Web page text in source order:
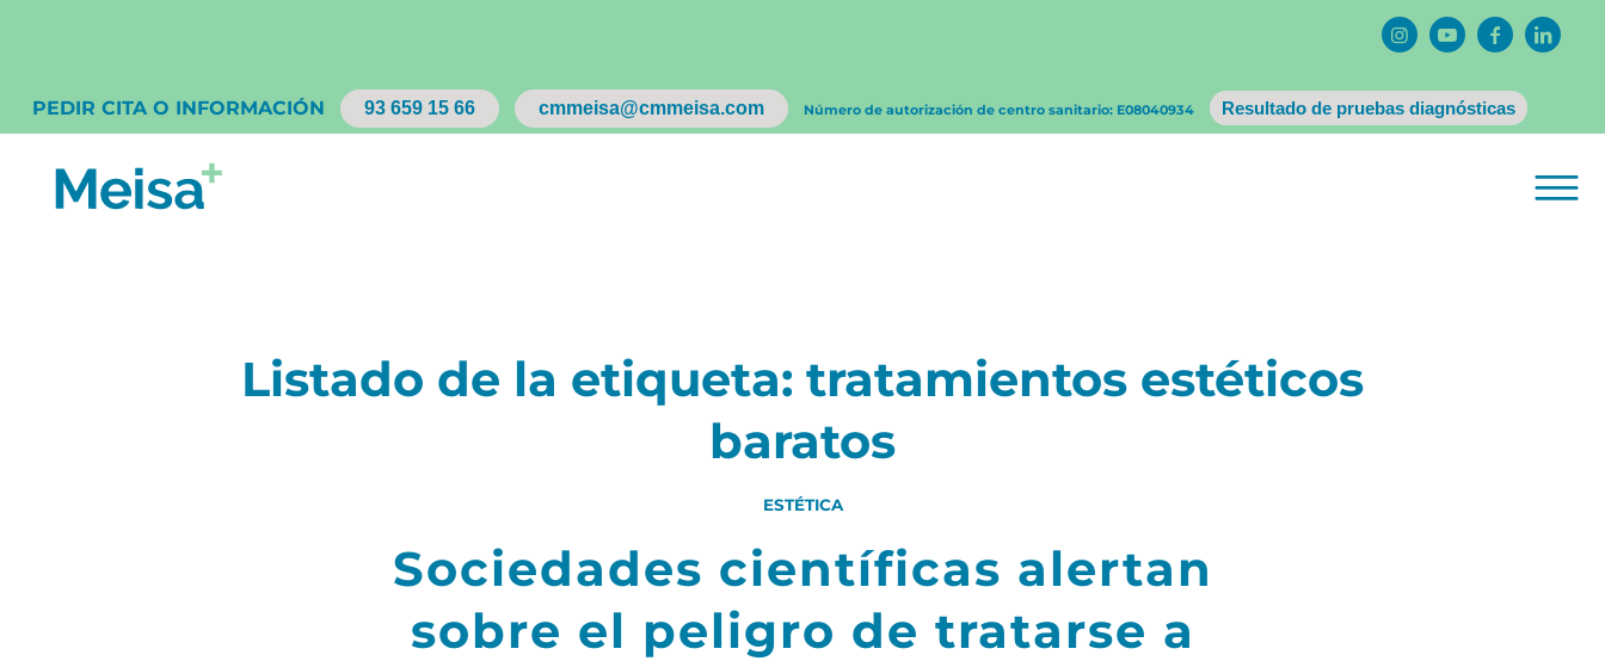
PEDIR CITA O INFORMACIÓN 93 659 15 66 cmmeisa@cmmeisa.com Número de autorización de centro sanitario: E08040934 Resultado de pruebas diagnósticas
Listado de la etiqueta: tratamientos estéticos
baratos
ESTÉTICA
Sociedades científicas alertan
sobre el peligro de tratarse a